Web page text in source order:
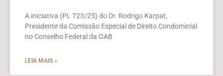
A iniciativa (PL 723/25) do Dr. Rodrigo Karpat,
Presidente da Comissão Especial de Direito Condominial
no Conselho Federal da OAB
LEIA MAIS »